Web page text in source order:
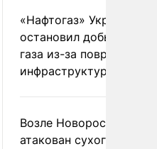
«Нафтогаз» Украины
остановил добычу
газа из-за повреждения
инфраструктуры
Возле Новороссийска
атакован сухогруз под